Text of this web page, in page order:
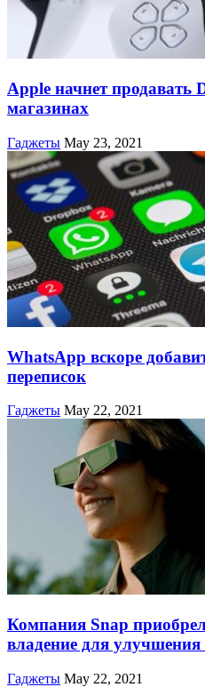
Apple начнет продавать
магазинах
Гаджеты May 23, 2021
WhatsApp вскоре
переписок
Гаджеты May 22, 2021
Компания Snap
владение для улучшения
Гаджеты May 22, 2021